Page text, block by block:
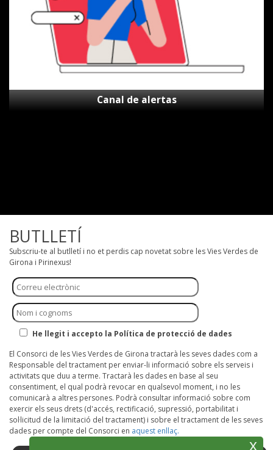
Canal de alertas
BUTLLETÍ
Subscriu-te al butlletí i no et perdis cap novetat sobre les Vies Verdes de
Girona i Pirinexus!
He llegit i accepto la Política de protecció de dades
El Consorci de les Vies Verdes de Girona tractarà les seves dades com a
Responsable del tractament per enviar-li informació sobre els serveis i
activitats que duu a terme. Tractarà les dades en base al seu
consentiment, el qual podrà revocar en qualsevol moment, i no les
comunicarà a altres persones. Podrà consultar informació sobre com
exercir els seus drets (d'accés, rectificació, supressió, portabilitat i
sol·licitud de la limitació del tractament) i sobre el tractament de les seves
dades per compte del Consorci en aquest enllaç.
x